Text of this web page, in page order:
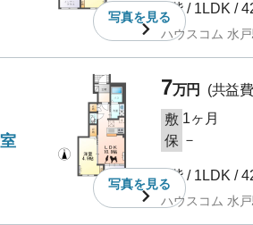
写真を見る
1階 / 1LDK /
ハウスコム 水
写真を見る
7万円
(共益
敷 1ヶ月
保 －
1階 / 1LDK /
ハウスコム 水